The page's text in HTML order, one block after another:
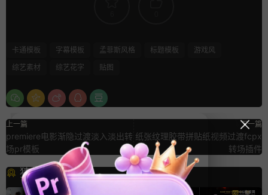
卡通模板 字幕模板 孟菲斯风格 标题模板
游戏风
综艺素材
综艺花字 贴图
上一篇
premiere电影渐隐过渡淡入淡出转
场pr模板
下一篇
纸张纹理胶带拼贴纸视频过渡fcpx
转场插件
猜你喜欢